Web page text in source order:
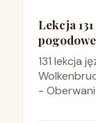
Lekcja
pogodowe
131 lekcja
-